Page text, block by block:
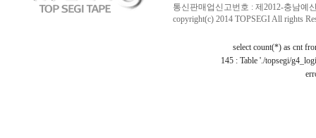
통신판매업신고번호 : 제2012-충남예
copyright(c) 2014 TOPSEGI All rights
select count(*) as cnt
145 : Table './topsegi/